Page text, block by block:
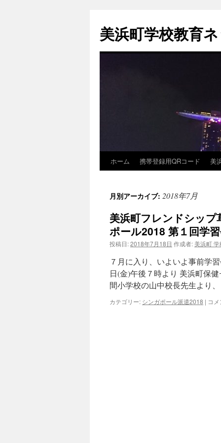
テ
ン
美浜町学校教育
ホーム 携帯登録用QRコード 美
月別アーカイブ: 2018年7月
美浜町フレンドシッ
ポール2018 第１回学
投稿日:2018年7月18日 作成者:美浜町
７月に入り、いよいよ事前学
日(金)午後７時より 美浜町保
間小学校の山中校長先生より
カテゴリー: シンガポール派遣2018 | 美
コ